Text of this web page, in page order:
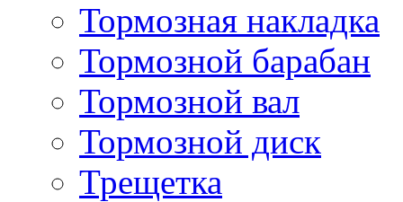
Тормозная накладка
Тормозной барабан
Тормозной вал
Тормозной диск
Трещетка